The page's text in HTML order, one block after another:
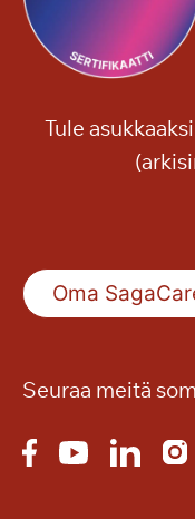
Tule
Oma
Seuraa meitä